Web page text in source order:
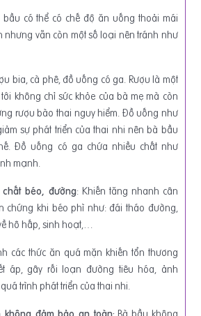
có thể có chế độ ăn uống thoải mái
nhưng vẫn còn một số loại nên tránh như
bia, cà phê, đồ uống có ga. Rượu là một
không chỉ sức khỏe của bà mẹ mà còn
rượu bào thai nguy hiểm. Đồ uống như
sự phát triển của thai nhi nên bà bầu
Đồ uống có ga chứa nhiều chất như
mạnh.
béo, đường: Khiến tăng nhanh cân
chứng khi béo phì như: đái tháo đường,
hô hấp, sinh hoạt,…
các thức ăn quá mặn khiến tổn thương
áp, gây rối loạn đường tiêu hóa, ảnh
trình phát triển của thai nhi.